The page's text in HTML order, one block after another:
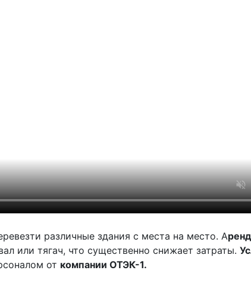
различные здания с места на место. А
или тягач, что существенно снижает затраты.
от компании ОТЭК-1.